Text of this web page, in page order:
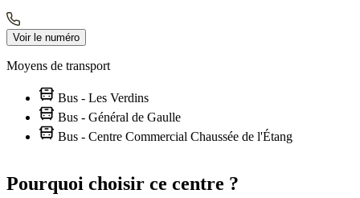
Voir le numéro
Moyens de transport
Bus - Les Verdins
Bus - Général de Gaulle
Bus - Centre Commercial Chaussée de l'Étang
+
contributors
Pourquoi choisir ce centre ?